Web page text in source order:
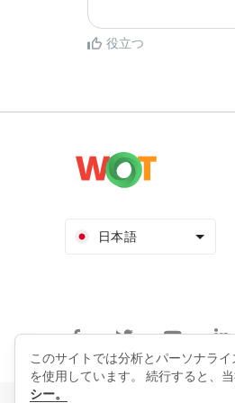
役立つ
日本語
このサイトでは分析とパーソナラ
を使用しています。 続行すると、
シー。